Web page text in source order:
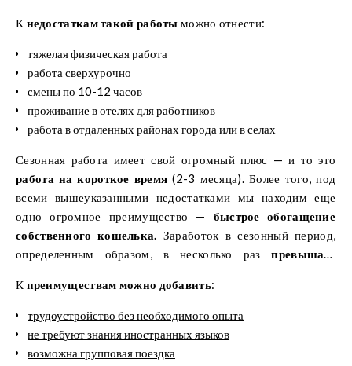
К недостаткам такой работыможно отнести:
тяжелая физическая работа
работа сверхурочно
смены по 10-12 часов
проживание в отелях для работников
работа в отдаленных районах города или в селах
Сезонная работа имеет свой огромный плюс — и то это
работа на короткое время (2-3 месяца). Более того, под
всеми вышеуказанными недостатками мы находим еще
одно огромное преимущество — быстрое обогащение
собственного кошелька. Заработок в сезонный период,
определенным образом, в несколько разпревышает
К преимуществам можно добавить:
трудоустройство без необходимого опыта
не требуют знания иностранных языков
возможна групповая поездка